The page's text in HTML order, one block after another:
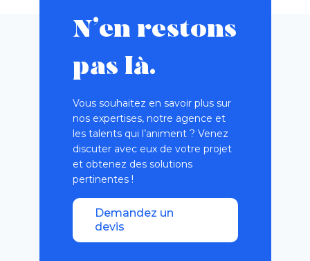
N’en restons
pas là.
Vous souhaitez en savoir plus sur
nos expertises, notre agence et
les talents qui l’animent ? Venez
discuter avec eux de votre projet
et obtenez des solutions
pertinentes !
Demandez un
devis